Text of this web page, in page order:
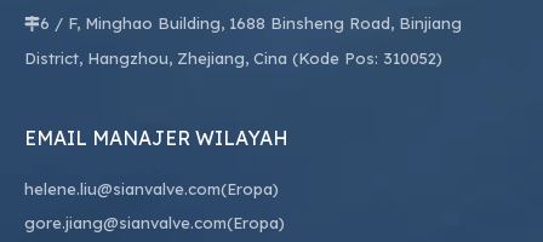
6 / F, Minghao Building, 1688 Binsheng Road, Binjiang
District, Hangzhou, Zhejiang, Cina (Kode Pos: 310052)
EMAIL MANAJER WILAYAH
helene.liu@sianvalve.com(Eropa)
gore.jiang@sianvalve.com(Eropa)